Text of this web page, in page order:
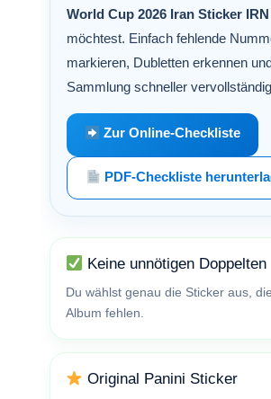
World Cup 2026 Iran Sticker IRN
möchtest. Einfach fehlende
markieren, Dubletten erkennen
Sammlung schneller
Zur Online-Checkliste
PDF-Checkliste
Keine unnötigen Doppelten
Du wählst genau die Sticker aus,
Album fehlen.
Original Panini Sticker